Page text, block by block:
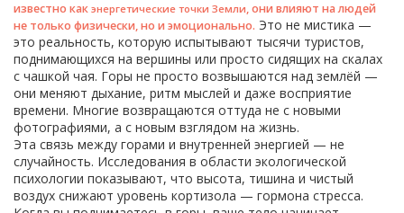
известно как энергетические точки Земли, они влияют на людей
не только физически, но и эмоционально. Это не мистика —
это реальность, которую испытывают тысячи туристов,
поднимающихся на вершины или просто сидящих на скалах
с чашкой чая. Горы не просто возвышаются над землёй —
они меняют дыхание, ритм мыслей и даже восприятие
времени. Многие возвращаются оттуда не с новыми
фотографиями, а с новым взглядом на жизнь.
Эта связь между горами и внутренней энергией — не
случайность. Исследования в области экологической
психологии показывают, что высота, тишина и чистый
воздух снижают уровень кортизола — гормона стресса.